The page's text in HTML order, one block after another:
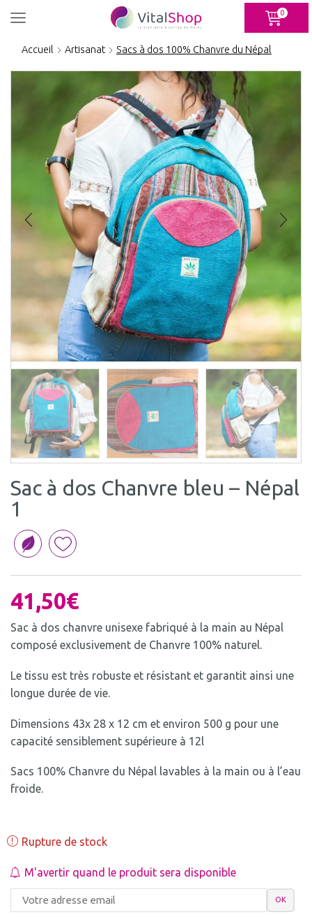
0
Accueil Artisanat Sacs à dos 100% Chanvre du Népal
Sac à dos Chanvre bleu – Népal
1
41,50€
Sac à dos chanvre unisexe fabriqué à la main au Népal
composé exclusivement de Chanvre 100% naturel.
Le tissu est très robuste et résistant et garantit ainsi une
longue durée de vie.
Dimensions 43x 28 x 12 cm et environ 500 g pour une
capacité sensiblement supérieure à 12l
Sacs 100% Chanvre du Népal lavables à la main ou à l’eau
froide.
Rupture de stock
M'avertir quand le produit sera disponible
Panneau de gestion des cookies